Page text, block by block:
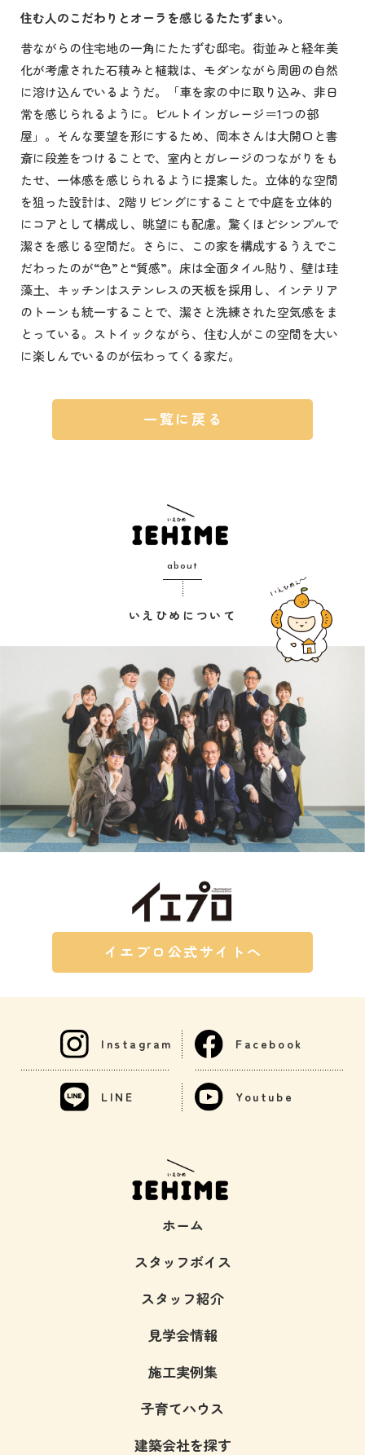
住む人のこだわりとオーラを感じるたたずまい。
昔ながらの住宅地の一角にたたずむ邸宅。街並みと経年美
化が考慮された石積みと植栽は、モダンながら周囲の自然
に溶け込んでいるようだ。「車を家の中に取り込み、非日
常を感じられるように。ビルトインガレージ＝1つの部
屋」。そんな要望を形にするため、岡本さんは大開口と書
斎に段差をつけることで、室内とガレージのつながりをも
たせ、一体感を感じられるように提案した。立体的な空間
を狙った設計は、2階リビングにすることで中庭を立体的
にコアとして構成し、眺望にも配慮。驚くほどシンプルで
潔さを感じる空間だ。さらに、この家を構成するうえでこ
だわったのが“色”と“質感”。床は全面タイル貼り、壁は珪
藻土、キッチンはステンレスの天板を採用し、インテリア
のトーンも統一することで、潔さと洗練された空気感をま
とっている。ストイックながら、住む人がこの空間を大い
に楽しんでいるのが伝わってくる家だ。
一覧に戻る
about
いえひめについて
イエプロ公式サイトへ
ホーム
スタッフボイス
スタッフ紹介
見学会情報
施工実例集
子育てハウス
建築会社を探す
Instagram Facebook
LINE Youtube